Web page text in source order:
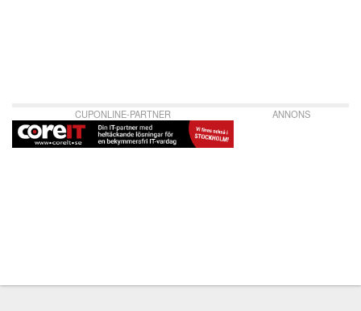
CUPONLINE-PARTNER ANNONS